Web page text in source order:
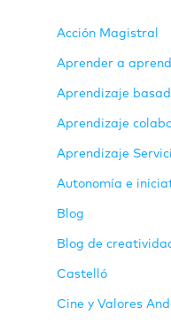
Acción Magistral
Aprender a
Aprendizaje
Aprendizaje
Aprendizaje
Autonomía e
Blog
Blog de
Castelló
Cine y Valores